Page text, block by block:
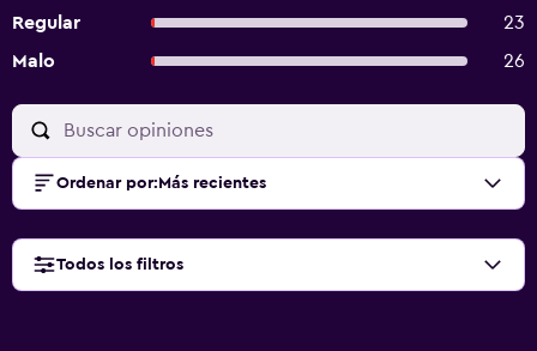
Regular
23
Malo
26
Ordenar por: Más recientes
Todos los filtros